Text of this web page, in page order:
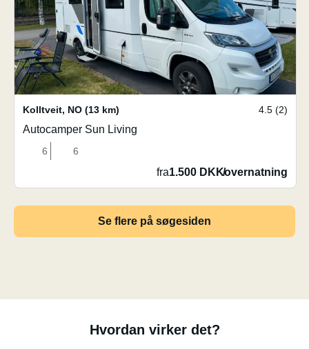
Kolltveit, NO (13 km) 4.5 (2)
Autocamper Sun Living
6 6
fra1.500 DKK/overnatning
Se flere på søgesiden
Hvordan virker det?